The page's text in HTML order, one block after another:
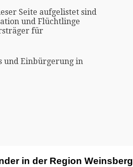
Seite aufgelistet sind
und Flüchtlinge
für
und Einbürgerung in
in der Region Weinsberg